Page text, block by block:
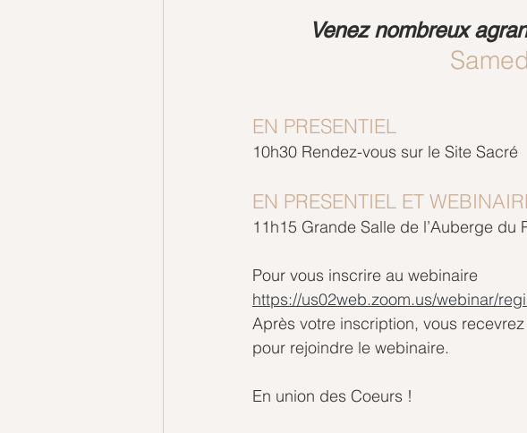
Venez nombreux
EN PRESENTIEL
10h30 Rendez-vous sur le Site Sacré
EN PRESENTIEL ET
11h15 Grande Salle de l’Auberge du
Pour vous inscrire au webinaire
https://us02web.zoom.us/webinar/
Après votre inscription, vous
pour rejoindre le webinaire.
En union des Coeurs !